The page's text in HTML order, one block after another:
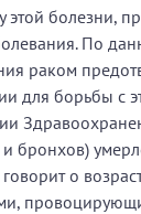
болезни,
По
раком
для борьбы с
бронхов)
о